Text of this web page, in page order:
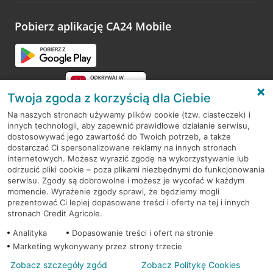
opinie.
Pobierz aplikację CA24 Mobile
RODO
Regulamin serwisu
Mapa serwisu
PolitykaCookies
© 2026 Credit Agricole Bank Polska S.A. Wszelkie prawa zastrzeżone
Twoja zgoda z korzyścią dla Ciebie
Na naszych stronach używamy plików cookie (tzw. ciasteczek) i
innych technologii, aby zapewnić prawidłowe działanie serwisu,
dostosowywać jego zawartość do Twoich potrzeb, a także
dostarczać Ci spersonalizowane reklamy na innych stronach
internetowych. Możesz wyrazić zgodę na wykorzystywanie lub
odrzucić pliki cookie – poza plikami niezbędnymi do funkcjonowania
serwisu. Zgody są dobrowolne i możesz je wycofać w każdym
momencie. Wyrażenie zgody sprawi, że będziemy mogli
prezentować Ci lepiej dopasowane treści i oferty na tej i innych
stronach Credit Agricole.
Analityka
Dopasowanie treści i ofert na stronie
Marketing wykonywany przez strony trzecie
Zobacz szczegóły zgód Zobacz Politykę Cookies